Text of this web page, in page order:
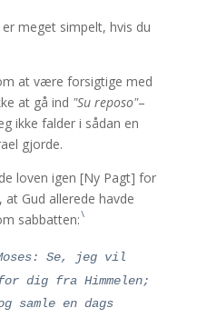
meget simpelt, hvis du
at være forsigtige med
at gå ind "Su reposo"–
ikke falder i sådan en
gjorde.
loven igen [Ny Pagt] for
Gud allerede havde
sabbatten:\
Moses: Se, jeg vil
dig fra Himmelen;
samle en dags